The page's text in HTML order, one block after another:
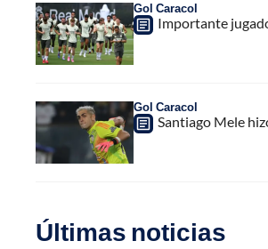
Gol Caracol
Importante
Gol Caracol
Santiago Mele
Últimas noticias